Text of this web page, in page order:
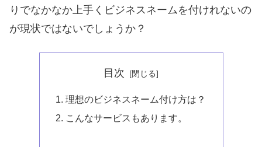
りでなかなか上手くビジネスネームを付けれないの
が現状ではないでしょうか？
目次
理想のビジネスネーム付け方は？
こんなサービスもあります。